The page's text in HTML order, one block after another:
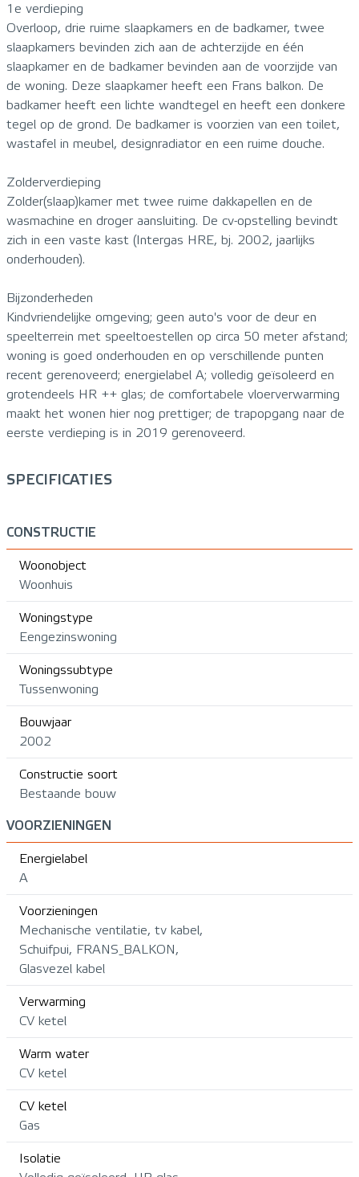
1e verdieping
Overloop, drie ruime slaapkamers en de badkamer, twee
slaapkamers bevinden zich aan de achterzijde en één
slaapkamer en de badkamer bevinden aan de voorzijde van
de woning. Deze slaapkamer heeft een Frans balkon. De
badkamer heeft een lichte wandtegel en heeft een donkere
tegel op de grond. De badkamer is voorzien van een toilet,
wastafel in meubel, designradiator en een ruime douche.
Zolderverdieping
Zolder(slaap)kamer met twee ruime dakkapellen en de
wasmachine en droger aansluiting. De cv-opstelling bevindt
zich in een vaste kast (Intergas HRE, bj. 2002, jaarlijks
onderhouden).
Bijzonderheden
Kindvriendelijke omgeving; geen auto's voor de deur en
speelterrein met speeltoestellen op circa 50 meter afstand;
woning is goed onderhouden en op verschillende punten
recent gerenoveerd; energielabel A; volledig geïsoleerd en
grotendeels HR ++ glas; de comfortabele vloerverwarming
maakt het wonen hier nog prettiger; de trapopgang naar de
eerste verdieping is in 2019 gerenoveerd.
SPECIFICATIES
CONSTRUCTIE
Woonobject
Woonhuis
Woningstype
Eengezinswoning
Woningssubtype
Tussenwoning
Bouwjaar
2002
Constructie soort
Bestaande bouw
VOORZIENINGEN
Energielabel
A
Voorzieningen
Mechanische ventilatie, tv kabel,
Schuifpui, FRANS_BALKON,
Glasvezel kabel
Verwarming
CV ketel
Warm water
CV ketel
CV ketel
Gas
Isolatie